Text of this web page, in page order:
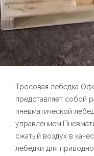
Тросовая лебедка
представляет собой
пневматической
сжатый воздух в
лебедки для